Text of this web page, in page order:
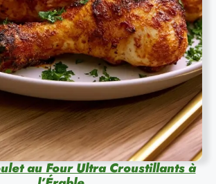
au Four Ultra Croustillants à